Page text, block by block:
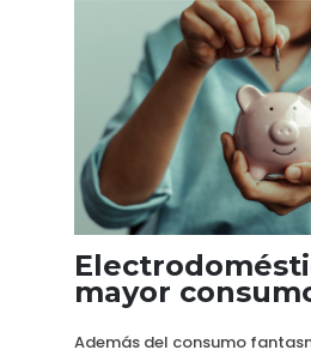
mayor
Además del consumo